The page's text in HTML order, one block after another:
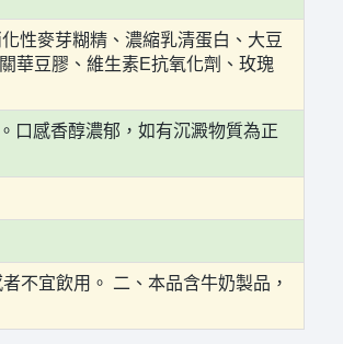
性麥芽糊精、濃縮乳清蛋白、大豆
華豆膠、維生素E抗氧化劑、玫瑰
口感香醇濃郁，如有沉澱物質為正
不宜飲用。 二、本品含牛奶製品，